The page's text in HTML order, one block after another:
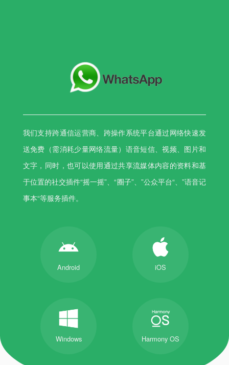
我们支持跨通信运营商、跨操作系统平台通过网络快速发
送免费（需消耗少量网络流量）语音短信、视频、图片和
文字，同时，也可以使用通过共享流媒体内容的资料和基
于位置的社交插件“摇一摇”、“圈子”、”公众平台“、”语音记
事本“等服务插件。
Android iOS
Windows Harmony OS